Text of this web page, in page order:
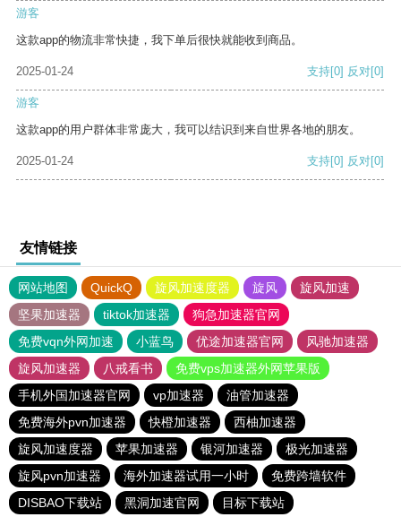
游客
这款app的物流非常快捷，我下单后很快就能收到商品。
2025-01-24 支持[0] 反对[0]
游客
这款app的用户群体非常庞大，我可以结识到来自世界各地的朋友。
2025-01-24 支持[0] 反对[0]
友情链接
网站地图 QuickQ 旋风加速度器 旋风
旋风加速
坚果加速器
tiktok加速器
狗急加速器官网
免费vqn外网加速
小蓝鸟 优途加速器官网
风驰加速器
旋风加速器
八戒看书
免费vps加速器外网苹果版
手机外国加速器官网
vp加速器
油管加速器
免费海外pvn加速器
快橙加速器
西柚加速器
旋风加速度器
苹果加速器 银河加速器
极光加速器
旋风pvn加速器
海外加速器试用一小时
免费跨墙软件
DISBAO下载站
黑洞加速官网 目标下载站